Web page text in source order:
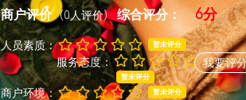
商户评价 (0人评价)综合评分： 6分
人员素质： 暂未评分
服务态度：
暂未评分
商户环境： 暂未评分
我要评